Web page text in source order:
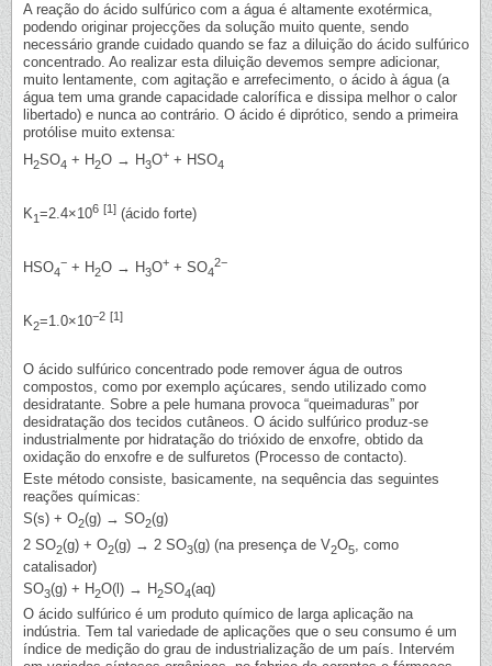
A reação do ácido sulfúrico com a água é altamente exotérmica,
podendo originar projecções da solução muito quente, sendo
necessário grande cuidado quando se faz a diluição do ácido sulfúrico
concentrado. Ao realizar esta diluição devemos sempre adicionar,
muito lentamente, com agitação e arrefecimento, o ácido à água (a
água tem uma grande capacidade calorífica e dissipa melhor o calor
libertado) e nunca ao contrário. O ácido é diprótico, sendo a primeira
protólise muito extensa:
H2SO4 + H2O → H3O+ + HSO4
K1=2.4×106 [1] (ácido forte)
HSO4
− + H2O → H3O+ + SO4
2−
K2=1.0×10−2 [1]
O ácido sulfúrico concentrado pode remover água de outros
compostos, como por exemplo açúcares, sendo utilizado como
desidratante. Sobre a pele humana provoca “queimaduras” por
desidratação dos tecidos cutâneos. O ácido sulfúrico produz-se
industrialmente por hidratação do trióxido de enxofre, obtido da
oxidação do enxofre e de sulfuretos (Processo de contacto).
Este método consiste, basicamente, na sequência das seguintes
reações químicas:
S(s) + O2(g) → SO2(g)
2 SO2(g) + O2(g) → 2 SO3(g) (na presença de V2O5
, como
catalisador)
SO3(g) + H2O(l) → H2SO4(aq)
O ácido sulfúrico é um produto químico de larga aplicação na
indústria. Tem tal variedade de aplicações que o seu consumo é um
índice de medição do grau de industrialização de um país. Intervém